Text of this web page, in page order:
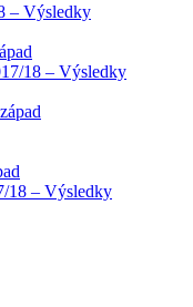
– Výsledky
18 – Výsledky
18 – Výsledky